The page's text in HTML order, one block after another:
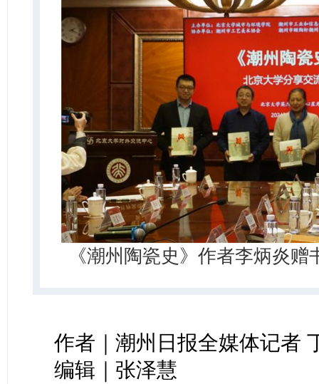
《潮州陶瓷史》作者李炳炎赠
作者｜潮州日报全媒体记者
编辑｜张泽慧